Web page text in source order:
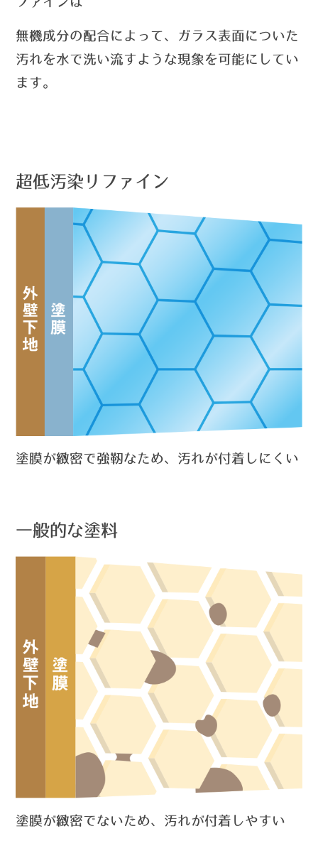
無機成分の配合によって、ガラス表面についた
汚れを水で洗い流すような現象を可能にしてい
ます。
超低汚染リファイン
塗膜が緻密で強靭なため、汚れが付着しにくい
一般的な塗料
塗膜が緻密でないため、汚れが付着しやすい